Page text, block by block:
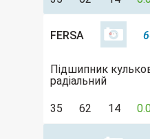
FERSA
Підшипник
радіальний
35 62 14